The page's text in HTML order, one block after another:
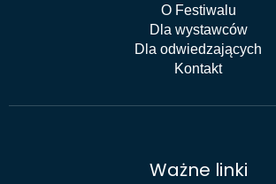
O Festiwalu
Dla wystawców
Dla odwiedzających
Kontakt
Ważne linki